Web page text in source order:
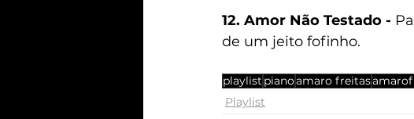
12. Amor Não Testado -
de um jeito fofinho.
playlist pianoamaro freitas
Playlist